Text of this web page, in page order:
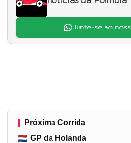
Junte-se ao
Próxima Corrida
GP da Holanda